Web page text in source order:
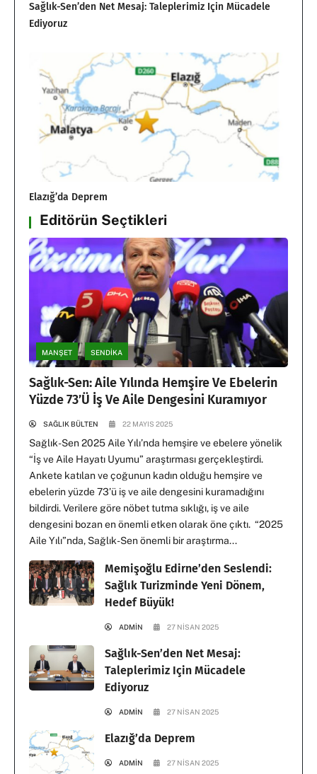
Sağlık-Sen’den Net Mesaj: Taleplerimiz Için Mücadele
Ediyoruz
Elazığ’da Deprem
Editörün Seçtikleri
MANŞET SENDİKA
Sağlık-Sen: Aile Yılında Hemşire Ve Ebelerin
Yüzde 73’ü İş Ve Aile Dengesini Kuramıyor
SAĞLIK BÜLTEN 22 MAYIS 2025
Sağlık-Sen 2025 Aile Yılı’nda hemşire ve ebelere yönelik
“İş ve Aile Hayatı Uyumu” araştırması gerçekleştirdi.
Ankete katılan ve çoğunun kadın olduğu hemşire ve
ebelerin yüzde 73’ü iş ve aile dengesini kuramadığını
bildirdi. Verilere göre nöbet tutma sıklığı, iş ve aile
dengesini bozan en önemli etken olarak öne çıktı. “2025
Aile Yılı”nda, Sağlık-Sen önemli bir araştırma...
Memişoğlu Edirne’den Seslendi:
Sağlık Turizminde Yeni Dönem,
Hedef Büyük!
ADMIN 27 NISAN 2025
Sağlık-Sen’den Net Mesaj:
Taleplerimiz Için Mücadele
Ediyoruz
ADMIN 27 NISAN 2025
Elazığ’da Deprem
ADMIN 27 NISAN 2025